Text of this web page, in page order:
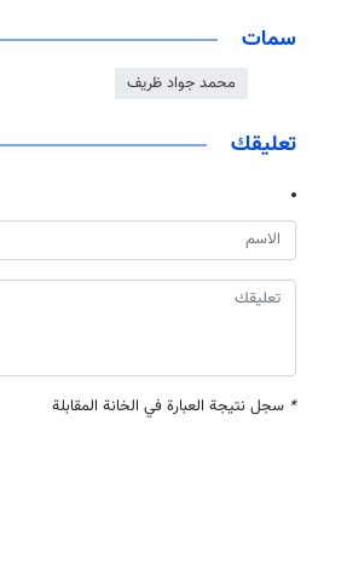
سمات
محمد جواد ظريف
تعليقك
* سجل نتيجة العبارة في الخانة المقابلة